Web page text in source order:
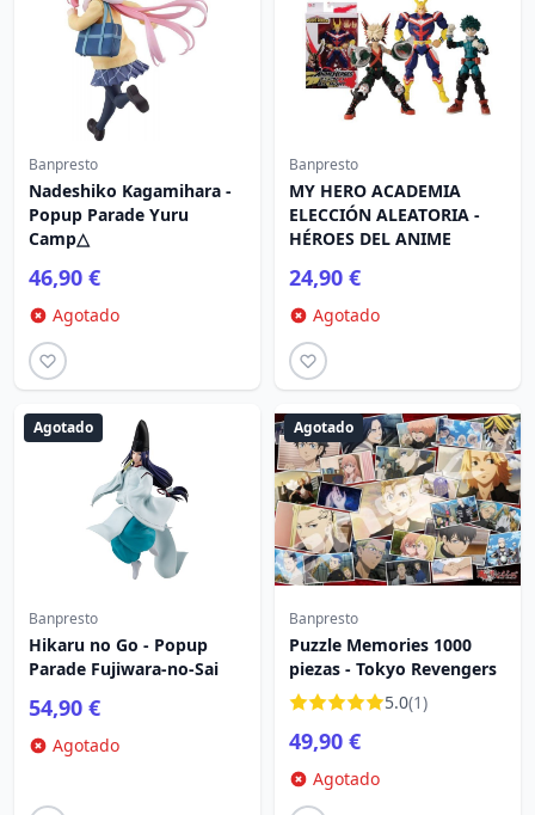
Banpresto
Nadeshiko Kagamihara -
Popup Parade Yuru
Camp△
46,90 €
Agotado
Banpresto
MY HERO ACADEMIA
ELECCIÓN ALEATORIA -
HÉROES DEL ANIME
24,90 €
Agotado
Agotado
Banpresto
Hikaru no Go - Popup
Parade Fujiwara-no-Sai
54,90 €
Agotado
Agotado
Banpresto
Puzzle Memories 1000
piezas - Tokyo Revengers
5.0(1)
49,90 €
Agotado